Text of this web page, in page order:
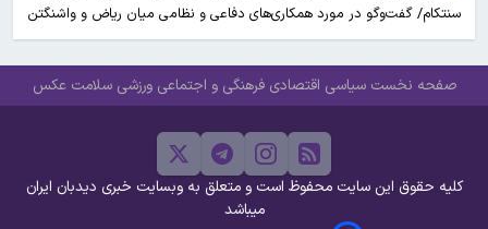
سنتکام/ گفت‌وگو در مورد همکاری‌های دفاعی و نظامی میان ریاض و واشنگتن
صفحه نخست سیاسی اقتصادی فرهنگی و اجتماعی ورزشی سلامت عکس
کلیه حقوق این سایت محفوظ است و متعلق به وبسایت خبری دیدبان ایران
میباشد